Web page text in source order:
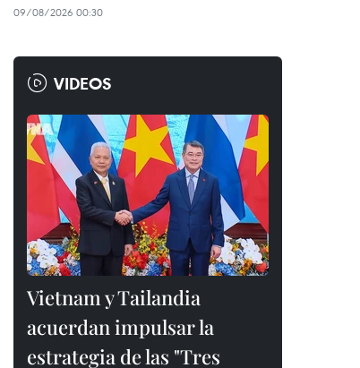
09/08/2026 00:30
VIDEOS
Vietnam y Tailandia
acuerdan impulsar la
estrategia de las "Tres